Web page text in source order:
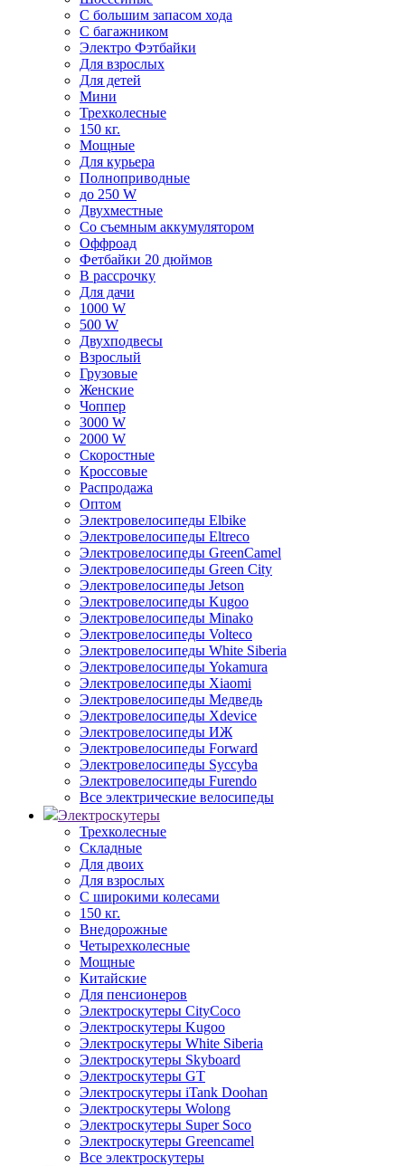
С большим запасом хода
С багажником
Электро Фэтбайки
Для взрослых
Для детей
Мини
Трехколесные
150 кг.
Мощные
Для курьера
Полноприводные
до 250 W
Двухместные
Со съемным аккумулятором
Оффроад
Фетбайки 20 дюймов
В рассрочку
Для дачи
1000 W
500 W
Двухподвесы
Взрослый
Грузовые
Женские
Чоппер
3000 W
2000 W
Скоростные
Кроссовые
Распродажа
Оптом
Электровелосипеды Elbike
Электровелосипеды Eltreco
Электровелосипеды GreenCamel
Электровелосипеды Green City
Электровелосипеды Jetson
Электровелосипеды Kugoo
Электровелосипеды Minako
Электровелосипеды Volteco
Электровелосипеды White Siberia
Электровелосипеды Yokamura
Электровелосипеды Xiaomi
Электровелосипеды Медведь
Электровелосипеды Xdevice
Электровелосипеды ИЖ
Электровелосипеды Forward
Электровелосипеды Syccyba
Электровелосипеды Furendo
Все электрические велосипеды
Электроскутеры
Трехколесные
Складные
Для двоих
Для взрослых
С широкими колесами
150 кг.
Внедорожные
Четырехколесные
Мощные
Китайские
Для пенсионеров
Электроскутеры CityCoco
Электроскутеры Kugoo
Электроскутеры White Siberia
Электроскутеры Skyboard
Электроскутеры GT
Электроскутеры iTank Doohan
Электроскутеры Wolong
Электроскутеры Super Soco
Электроскутеры Greencamel
Все электроскутеры